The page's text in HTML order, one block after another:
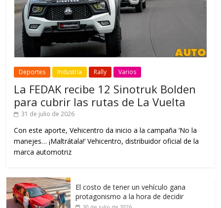
Deportes Industria Rally Varios
La FEDAK recibe 12 Sinotruk Bolden
para cubrir las rutas de La Vuelta
31 de julio de 2026
Con este aporte, Vehicentro da inicio a la campaña ‘No la
manejes… ¡Maltrátala!’ Vehicentro, distribuidor oficial de la
marca automotriz
El costo de tener un vehículo gana
protagonismo a la hora de decidir